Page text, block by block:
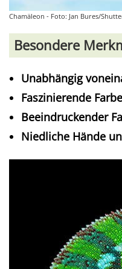
Chamäleon - Foto: Jan Bures/
Besondere
Unabhängig
Faszinierende
Beeindruckender
Niedliche Hände